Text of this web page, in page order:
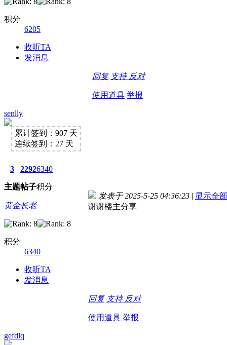
积分
6205
收听TA
发消息
回复 支持 反对
使用道具 举报
senlly
累计签到：907 天
连续签到：27 天
3
主题
2292
帖子
6340
积分
黄金长老
积分
6340
收听TA
发消息
发表于 2025-5-25 04:36:23 | 显示全
谢谢楼主分享
回复 支持 反对
使用道具 举报
gefdlq